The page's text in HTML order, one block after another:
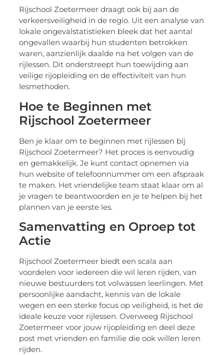
Rijschool Zoetermeer draagt ook bij aan de
verkeersveiligheid in de regio. Uit een analyse van
lokale ongevalstatistieken bleek dat het aantal
ongevallen waarbij hun studenten betrokken
waren, aanzienlijk daalde na het volgen van de
rijlessen. Dit onderstreept hun toewijding aan
veilige rijopleiding en de effectiviteit van hun
lesmethoden.
Hoe te Beginnen met
Rijschool Zoetermeer
Ben je klaar om te beginnen met rijlessen bij
Rijschool Zoetermeer? Het proces is eenvoudig
en gemakkelijk. Je kunt contact opnemen via
hun website of telefoonnummer om een afspraak
te maken. Het vriendelijke team staat klaar om al
je vragen te beantwoorden en je te helpen bij het
plannen van je eerste les.
Samenvatting en Oproep tot
Actie
Rijschool Zoetermeer biedt een scala aan
voordelen voor iedereen die wil leren rijden, van
nieuwe bestuurders tot volwassen leerlingen. Met
persoonlijke aandacht, kennis van de lokale
wegen en een sterke focus op veiligheid, is het de
ideale keuze voor rijlessen. Overweeg Rijschool
Zoetermeer voor jouw rijopleiding en deel deze
post met vrienden en familie die ook willen leren
rijden.